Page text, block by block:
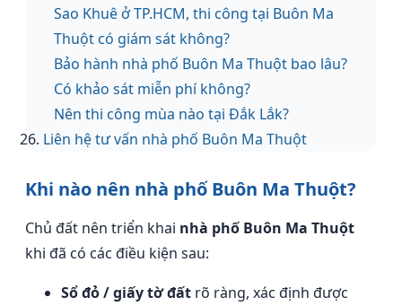
Sao Khuê ở TP.HCM, thi công tại Buôn Ma
Thuột có giám sát không?
Bảo hành nhà phố Buôn Ma Thuột bao lâu?
Có khảo sát miễn phí không?
Nên thi công mùa nào tại Đắk Lắk?
Liên hệ tư vấn nhà phố Buôn Ma Thuột
Khi nào nên nhà phố Buôn Ma Thuột?
Chủ đất nên triển khai nhà phố Buôn Ma Thuột
khi đã có các điều kiện sau:
Sổ đỏ / giấy tờ đất rõ ràng, xác định được